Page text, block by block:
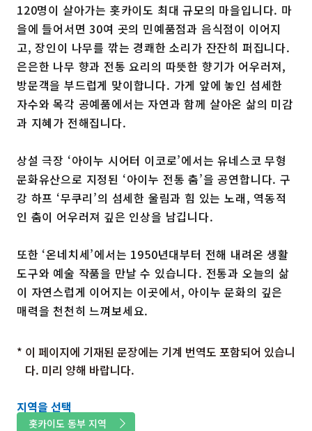
120명이 살아가는 홋카이도 최대 규모의 마을입니다. 마
을에 들어서면 30여 곳의 민예품점과 음식점이 이어지
고, 장인이 나무를 깎는 경쾌한 소리가 잔잔히 퍼집니다.
은은한 나무 향과 전통 요리의 따뜻한 향기가 어우러져,
방문객을 부드럽게 맞이합니다. 가게 앞에 놓인 섬세한
자수와 목각 공예품에서는 자연과 함께 살아온 삶의 미감
과 지혜가 전해집니다.
상설 극장 ‘아이누 시어터 이코로’에서는 유네스코 무형
문화유산으로 지정된 ‘아이누 전통 춤’을 공연합니다. 구
강 하프 ‘무쿠리’의 섬세한 울림과 힘 있는 노래, 역동적
인 춤이 어우러져 깊은 인상을 남깁니다.
또한 ‘온네치세’에서는 1950년대부터 전해 내려온 생활
도구와 예술 작품을 만날 수 있습니다. 전통과 오늘의 삶
이 자연스럽게 이어지는 이곳에서, 아이누 문화의 깊은
매력을 천천히 느껴보세요.
* 이 페이지에 기재된 문장에는 기계 번역도 포함되어 있습니
다. 미리 양해 바랍니다.
지역을 선택
홋카이도 동부 지역